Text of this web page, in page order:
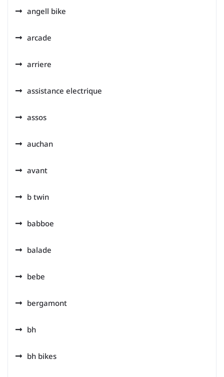
angell bike
arcade
arriere
assistance electrique
assos
auchan
avant
b twin
babboe
balade
bebe
bergamont
bh
bh bikes